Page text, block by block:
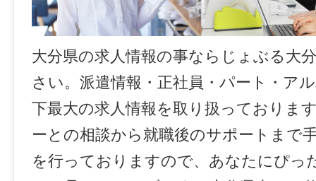
大分県の求人情報の事ならじょぶる大
さい。派遣情報・正社員・パート・ア
下最大の求人情報を取り扱っておりま
ーとの相談から就職後のサポートまで
を行っておりますので、あなたにぴっ